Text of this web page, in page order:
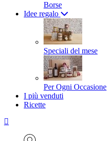
Borse
Idee regalo
Speciali del mese
Per Ogni Occasione
I più venduti
Ricette